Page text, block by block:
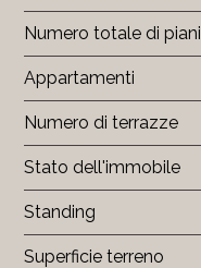
Numero totale di piani
Appartamenti
Numero di terrazze
Stato dell'immobile
Standing
Superficie terreno